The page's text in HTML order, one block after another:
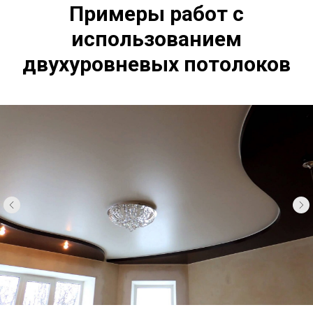
Примеры работ с
использованием
двухуровневых потолоков